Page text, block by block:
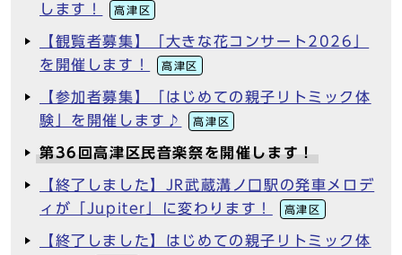
します！
高津区
【観覧者募集】「大きな花コンサート2026」
を開催します！
高津区
【参加者募集】「はじめての親子リトミック体
験」を開催します♪
高津区
第36回高津区民音楽祭を開催します！
【終了しました】JR武蔵溝ノ口駅の発車メロデ
ィが「Jupiter」に変わります！
高津区
【終了しました】はじめての親子リトミック体